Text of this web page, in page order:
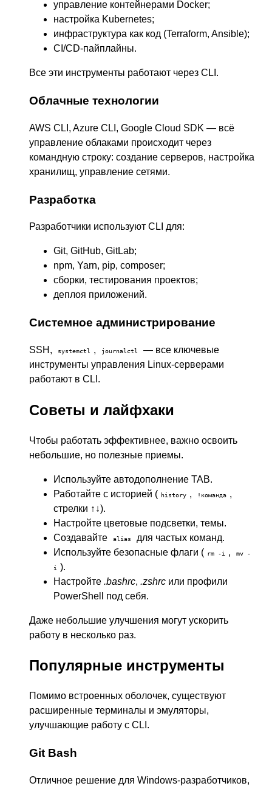
управление контейнерами Docker;
настройка Kubernetes;
инфраструктура как код (Terraform, Ansible);
CI/CD-пайплайны.
Все эти инструменты работают через CLI.
Облачные технологии
AWS CLI, Azure CLI, Google Cloud SDK — всё
управление облаками происходит через
командную строку: создание серверов, настройка
хранилищ, управление сетями.
Разработка
Разработчики используют CLI для:
Git, GitHub, GitLab;
npm, Yarn, pip, composer;
сборки, тестирования проектов;
деплоя приложений.
Системное администрирование
SSH, systemctl , journalctl
— все ключевые
инструменты управления Linux-серверами
работают в CLI.
Советы и лайфхаки
Чтобы работать эффективнее, важно освоить
небольшие, но полезные приемы.
Используйте автодополнение TAB.
Работайте с историей ( history , !команда ,
стрелки ↑↓).
Настройте цветовые подсветки, темы.
Создавайте
alias
для частых команд.
Используйте безопасные флаги ( rm -i ,
mv -
i ).
Настройте .bashrc, .zshrc или профили
PowerShell под себя.
Даже небольшие улучшения могут ускорить
работу в несколько раз.
Популярные инструменты
Помимо встроенных оболочек, существуют
расширенные терминалы и эмуляторы,
улучшающие работу с CLI.
Git Bash
Отличное решение для Windows-разработчиков,